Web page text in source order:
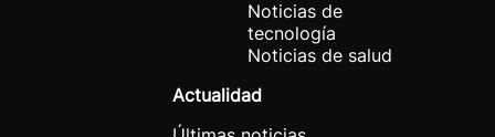
Noticias de
tecnología
Noticias de salud
Actualidad